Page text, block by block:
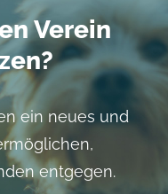
Verein
ein neues und
entgegen.